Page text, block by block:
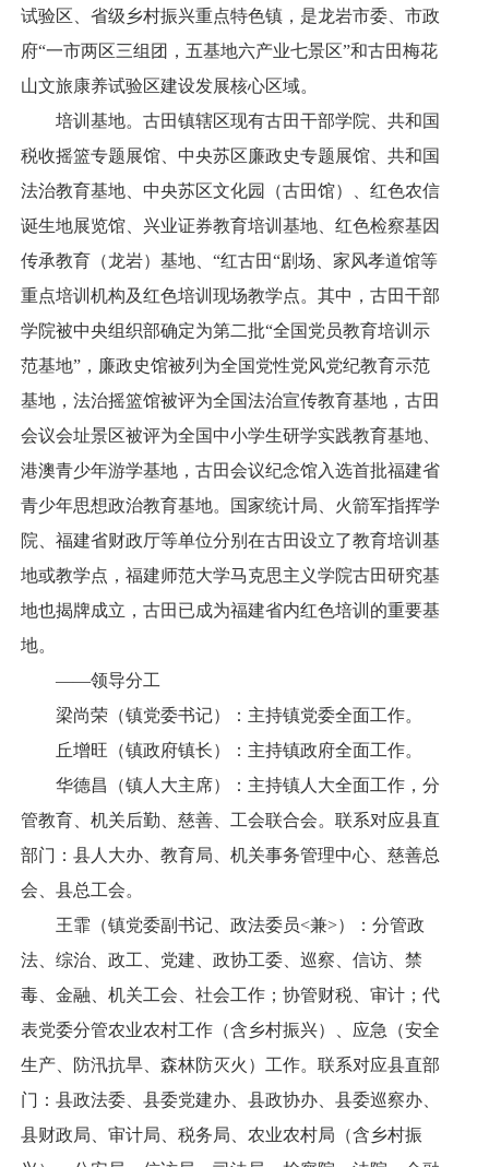
试验区、省级乡村振兴重点特色镇，是龙岩市委、市政
府“一市两区三组团，五基地六产业七景区”和古田梅花
山文旅康养试验区建设发展核心区域。
培训基地。古田镇辖区现有古田干部学院、共和国
税收摇篮专题展馆、中央苏区廉政史专题展馆、共和国
法治教育基地、中央苏区文化园（古田馆）、红色农信
诞生地展览馆、兴业证券教育培训基地、红色检察基因
传承教育（龙岩）基地、“红古田“剧场、家风孝道馆等
重点培训机构及红色培训现场教学点。其中，古田干部
学院被中央组织部确定为第二批“全国党员教育培训示
范基地”，廉政史馆被列为全国党性党风党纪教育示范
基地，法治摇篮馆被评为全国法治宣传教育基地，古田
会议会址景区被评为全国中小学生研学实践教育基地、
港澳青少年游学基地，古田会议纪念馆入选首批福建省
青少年思想政治教育基地。国家统计局、火箭军指挥学
院、福建省财政厅等单位分别在古田设立了教育培训基
地或教学点，福建师范大学马克思主义学院古田研究基
地也揭牌成立，古田已成为福建省内红色培训的重要基
地。
——领导分工
梁尚荣（镇党委书记）：主持镇党委全面工作。
丘增旺（镇政府镇长）：主持镇政府全面工作。
华德昌（镇人大主席）：主持镇人大全面工作，分
管教育、机关后勤、慈善、工会联合会。联系对应县直
部门：县人大办、教育局、机关事务管理中心、慈善总
会、县总工会。
王霏（镇党委副书记、政法委员<兼>）：分管政
法、综治、政工、党建、政协工委、巡察、信访、禁
毒、金融、机关工会、社会工作；协管财税、审计；代
表党委分管农业农村工作（含乡村振兴）、应急（安全
生产、防汛抗旱、森林防灭火）工作。联系对应县直部
门：县政法委、县委党建办、县政协办、县委巡察办、
县财政局、审计局、税务局、农业农村局（含乡村振